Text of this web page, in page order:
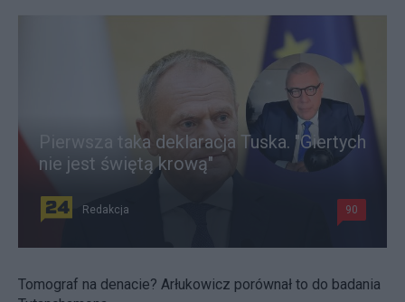
Pierwsza taka deklaracja Tuska. "Giertych
nie jest świętą krową"
Redakcja 90
Tomograf na denacie? Arłukowicz porównał to do badania